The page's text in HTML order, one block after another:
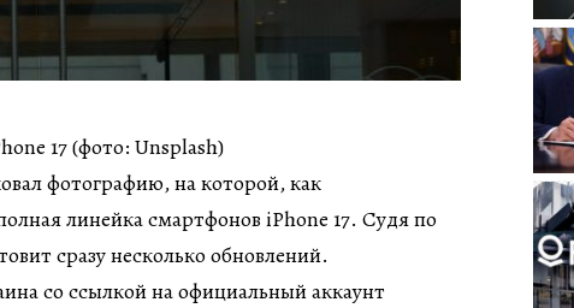
17 (фото: Unsplash)
фотографию, на которой, как
линейка смартфонов iPhone 17. Судя по
сразу несколько обновлений.
со ссылкой на официальный аккаунт